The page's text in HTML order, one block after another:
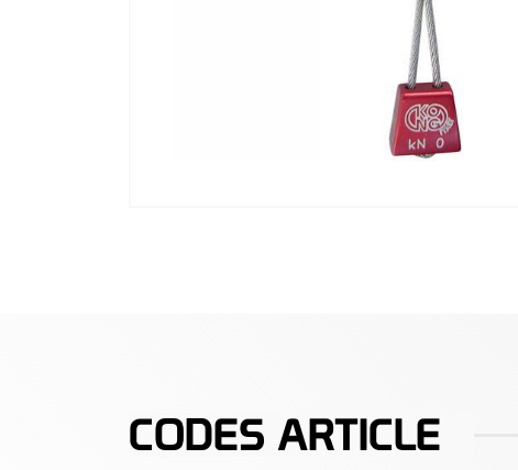
CODES ARTICLE